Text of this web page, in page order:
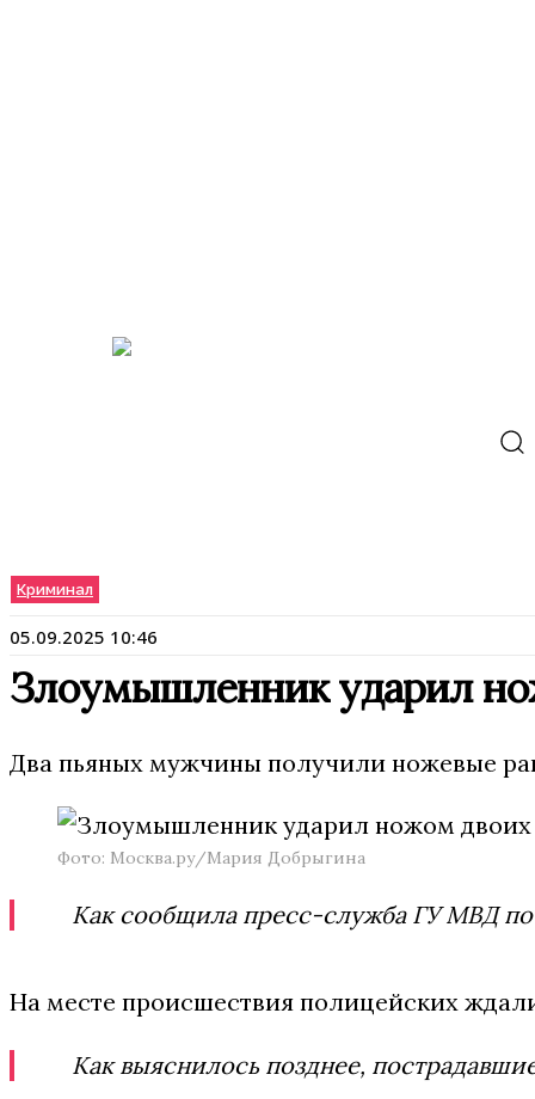
Криминал
05.09.2025 10:46
Злоумышленник ударил
Два пьяных мужчины получили ножевые
Фото: Москва.ру/Мария Добрыгина
Как сообщила пресс-служба ГУ МВД по
На месте происшествия полицейских
Как выяснилось позднее,